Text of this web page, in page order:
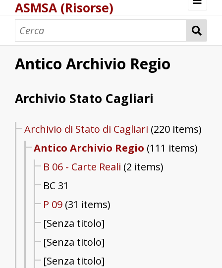
ASMSA (Risorse)
Benvenuto
Bastimenti
Carte e mappe
Corsari
Pesca e pescatori
Pesca e pescatori di corallo
Peschiere
Porti e scali marittimi
Portolani
Saline
Schiavi
Torri costiere
ASMSA - Atlante digitale di Storia Marittima
Fonti archivistiche
Antico Archivio Regio
Archivio Stato Cagliari
Archivio di Stato di Cagliari (220 items)
Antico Archivio Regio (111 items)
B 06 - Carte Reali (2 items)
BC 31
P 09 (31 items)
[Senza titolo]
[Senza titolo]
[Senza titolo]